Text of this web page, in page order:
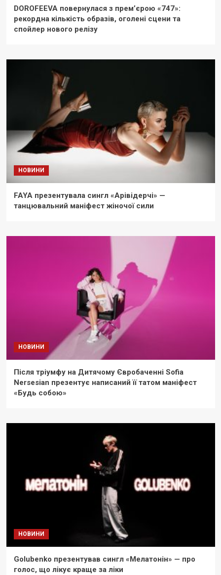
DOROFEEVA повернулася з прем’єрою «747»:
рекордна кількість образів, оголені сцени та
спойлер нового релізу
НОВИНИ
FAYA презентувала сингл «Арівідерчі» —
танцювальний маніфест жіночої сили
НОВИНИ
Після тріумфу на Дитячому Євробаченні Sofia
Nersesian презентує написаний її татом маніфест
«Будь собою»
НОВИНИ
Golubenko презентував сингл «Мелатонін» — про
голос, що лікує краще за ліки